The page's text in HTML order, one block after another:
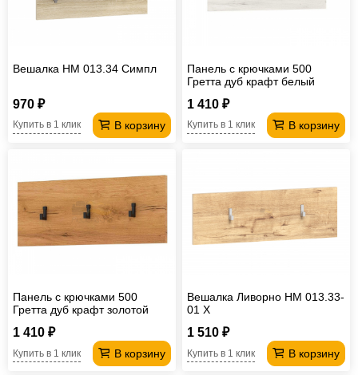
оборудование
Вешалка НМ 013.34 Симпл
970 ₽
В корзину
Купить в 1 клик
Панель с крючками 500
Гретта дуб крафт белый
1 410 ₽
В корзину
Купить в 1 клик
Панель с крючками 500
Гретта дуб крафт золотой
1 410 ₽
В корзину
Купить в 1 клик
Вешалка Ливорно НМ 013.33-
01 Х
1 510 ₽
В корзину
Купить в 1 клик